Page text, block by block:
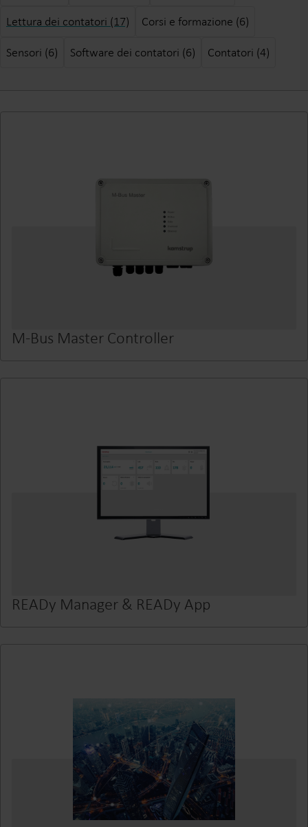
Lettura dei contatori (17) Corsi e formazione (6)
Sensori (6) Software dei contatori (6) Contatori (4)
M-Bus Master Controller
READy Manager & READy App